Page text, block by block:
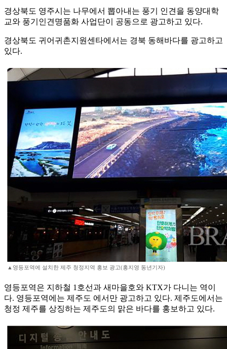
경상북도 영주시는 나무에서 뽑아내는 풍기 인견을 동양대학
교와 풍기인견명품화 사업단이 공동으로 광고하고 있다.
경상북도 귀어귀촌지원센타에서는 경북 동해바다를 광고하고
있다.
▲영등포역에 설치한 제주 청정지역 홍보 광고(홍지영 동년기자)
영등포역은 지하철 1호선과 새마을호와 KTX가 다니는 역이
다. 영등포역에는 제주도 에서만 광고하고 있다. 제주도에서는
청정 제주를 상징하는 제주도의 맑은 바다를 홍보하고 있다.